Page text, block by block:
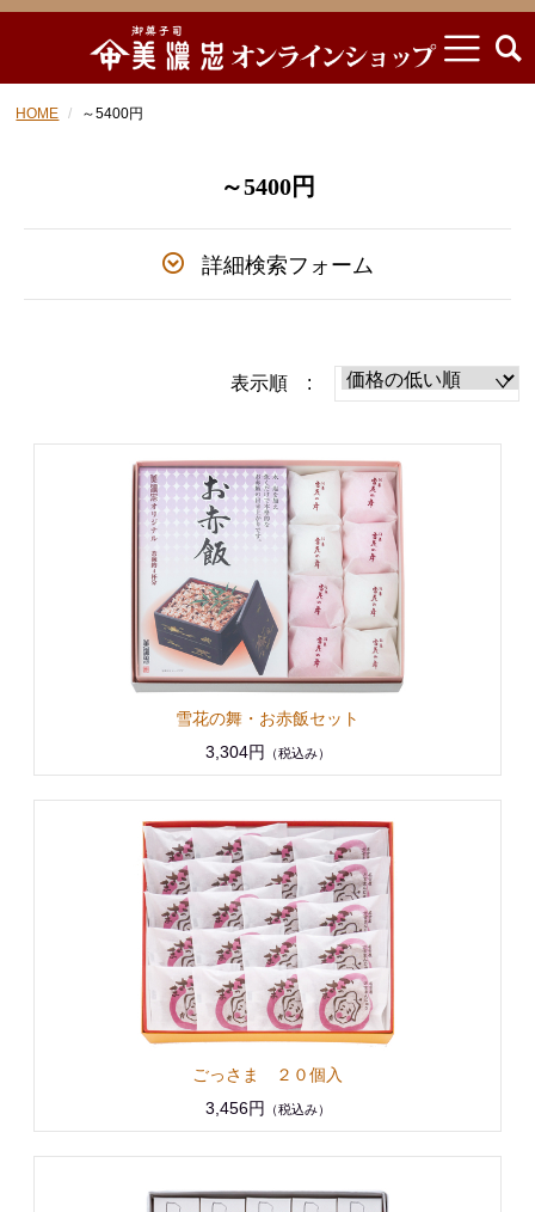
HOME ～5400円
～5400円
詳細検索フォーム
表示順 :
雪花の舞・お赤飯セット
3,304円
（税込み）
ごっさま ２０個入
3,456円
（税込み）